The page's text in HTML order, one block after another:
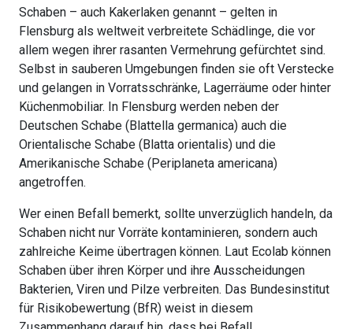
Schaben – auch Kakerlaken genannt – gelten in
Flensburg als weltweit verbreitete Schädlinge, die vor
allem wegen ihrer rasanten Vermehrung gefürchtet sind.
Selbst in sauberen Umgebungen finden sie oft Verstecke
und gelangen in Vorratsschränke, Lagerräume oder hinter
Küchenmobiliar. In Flensburg werden neben der
Deutschen Schabe (Blattella germanica) auch die
Orientalische Schabe (Blatta orientalis) und die
Amerikanische Schabe (Periplaneta americana)
angetroffen.
Wer einen Befall bemerkt, sollte unverzüglich handeln, da
Schaben nicht nur Vorräte kontaminieren, sondern auch
zahlreiche Keime übertragen können. Laut Ecolab können
Schaben über ihren Körper und ihre Ausscheidungen
Bakterien, Viren und Pilze verbreiten. Das Bundesinstitut
für Risikobewertung (BfR) weist in diesem